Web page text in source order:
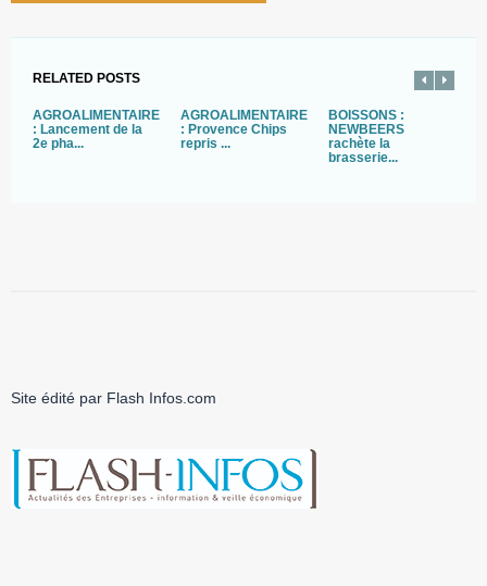
RELATED POSTS
AGROALIMENTAIRE
: Lancement de la
2e pha...
AGROALIMENTAIRE
: Provence Chips
repris ...
BOISSONS :
NEWBEERS
rachète la
brasserie...
Site édité par Flash Infos.com